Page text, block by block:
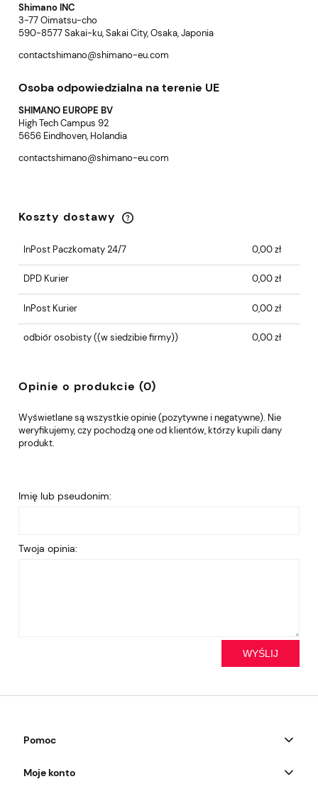
Shimano INC
3-77 Oimatsu-cho
590-8577 Sakai-ku, Sakai City, Osaka, Japonia
contactshimano@shimano-eu.com
Osoba odpowiedzialna na terenie UE
SHIMANO EUROPE BV
High Tech Campus 92
5656 Eindhoven, Holandia
contactshimano@shimano-eu.com
Koszty dostawy
Cena nie zawiera ewentualnych kosztów
InPost Paczkomaty 24/7
0,00 zł
DPD Kurier 0,00 zł
InPost Kurier 0,00 zł
odbiór osobisty((w siedzibie firmy)) 0,00 zł
Opinie o produkcie (0)
Wyświetlane są wszystkie opinie (pozytywne i negatywne). Nie
weryfikujemy, czy pochodzą one od klientów, którzy kupili dany
produkt.
Imię lub pseudonim:
Twoja opinia:
WYŚLIJ
Pomoc
Moje konto